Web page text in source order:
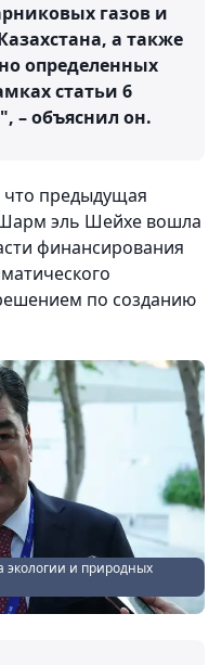
газов и
а также
определенных
статьи 6
– объяснил он.
предыдущая
эль Шейхе вошла
финансирования
по созданию
экологии и природных